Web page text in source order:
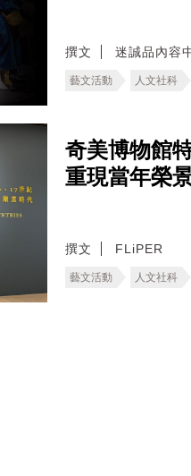
撰文 迷誠品內容
藝文活動 人文社科
奇美博物館
重現當年榮
撰文 FLiPER
藝文活動 人文社科